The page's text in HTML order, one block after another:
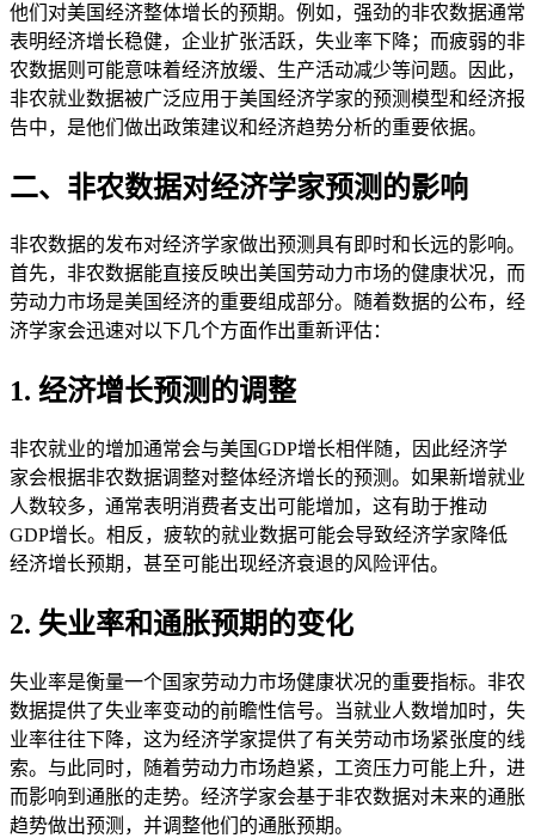
他们对美国经济整体增长的预期。例如，强劲的非农数据通常
表明经济增长稳健，企业扩张活跃，失业率下降；而疲弱的非
农数据则可能意味着经济放缓、生产活动减少等问题。因此，
非农就业数据被广泛应用于美国经济学家的预测模型和经济报
告中，是他们做出政策建议和经济趋势分析的重要依据。
二、非农数据对经济学家预测的影响
非农数据的发布对经济学家做出预测具有即时和长远的影响。
首先，非农数据能直接反映出美国劳动力市场的健康状况，而
劳动力市场是美国经济的重要组成部分。随着数据的公布，经
济学家会迅速对以下几个方面作出重新评估：
1. 经济增长预测的调整
非农就业的增加通常会与美国GDP增长相伴随，因此经济学
家会根据非农数据调整对整体经济增长的预测。如果新增就业
人数较多，通常表明消费者支出可能增加，这有助于推动
GDP增长。相反，疲软的就业数据可能会导致经济学家降低
经济增长预期，甚至可能出现经济衰退的风险评估。
2. 失业率和通胀预期的变化
失业率是衡量一个国家劳动力市场健康状况的重要指标。非农
数据提供了失业率变动的前瞻性信号。当就业人数增加时，失
业率往往下降，这为经济学家提供了有关劳动市场紧张度的线
索。与此同时，随着劳动力市场趋紧，工资压力可能上升，进
而影响到通胀的走势。经济学家会基于非农数据对未来的通胀
趋势做出预测，并调整他们的通胀预期。